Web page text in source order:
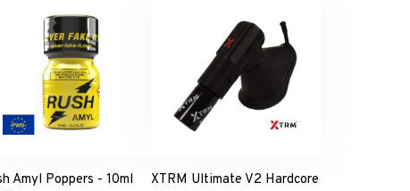
Amyl Poppers - 10ml
XTRM Ultimate V2 Hardcore